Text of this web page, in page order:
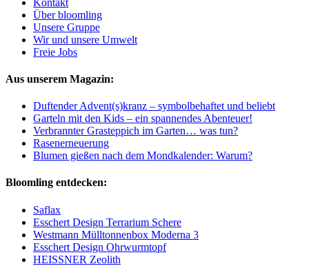
Über bloomling
Unsere Gruppe
Wir und unsere Umwelt
Freie Jobs
Aus unserem Magazin:
Duftender Advent(s)kranz – symbolbehaftet und beliebt
Garteln mit den Kids – ein spannendes Abenteuer!
Verbrannter Grasteppich im Garten… was tun?
Rasenerneuerung
Blumen gießen nach dem Mondkalender: Warum?
Bloomling entdecken:
Saflax
Esschert Design Terrarium Schere
Westmann Mülltonnenbox Moderna 3
Esschert Design Ohrwurmtopf
HEISSNER Zeolith